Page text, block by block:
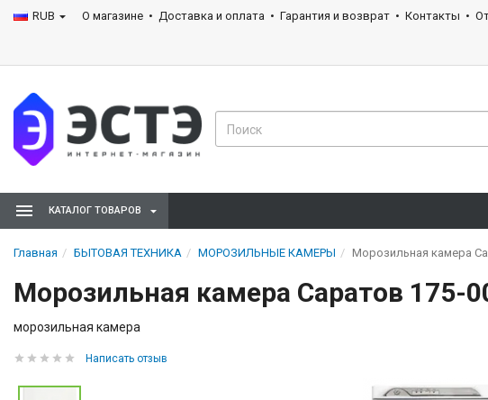
RUB О магазине Доставка и оплата Гарантия и возврат Контакты
КАТАЛОГ ТОВАРОВ
Главная БЫТОВАЯ ТЕХНИКА МОРОЗИЛЬНЫЕ КАМЕРЫ Морозильная камера
Морозильная камера Саратов
морозильная камера
Написать отзыв